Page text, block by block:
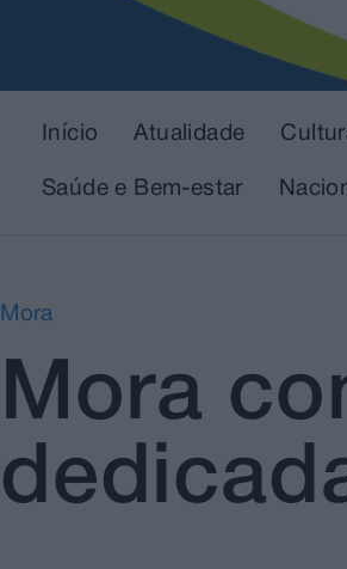
Início Atualidade
Saúde e Bem-estar
Mora
Mora